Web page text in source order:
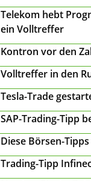
Telekom hebt
ein Volltreffer
Kontron vor den
Volltreffer in den
Tesla-Trade
SAP-Trading-Tipp
Diese Börsen-
Trading-Tipp